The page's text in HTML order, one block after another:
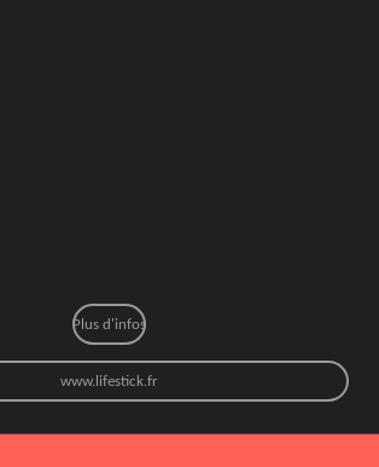
Plus d'infos
www.lifestick.fr